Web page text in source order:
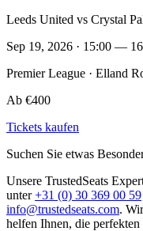
Leeds United vs Crystal
Sep 19, 2026 · 15:00 —
Premier League · Elland
Ab €400
Tickets kaufen
Suchen Sie etwas
Unsere TrustedSeats
unter+31 (0) 30 369 00 59
info@trustedseats.com.
helfen Ihnen, die